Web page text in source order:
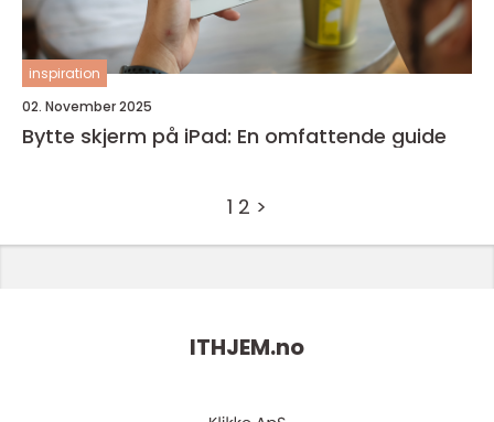
inspiration
02. November 2025
Bytte skjerm på iPad: En omfattende guide
1 2 >
ITHJEM.no